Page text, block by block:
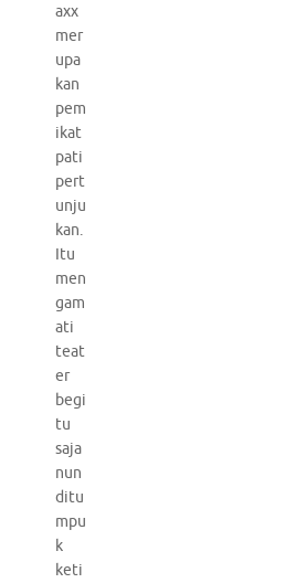
axx
mer
upa
kan
pem
ikat
pati
pert
unju
kan.
Itu
men
gam
ati
teat
er
begi
tu
saja
nun
ditu
mpu
k
keti